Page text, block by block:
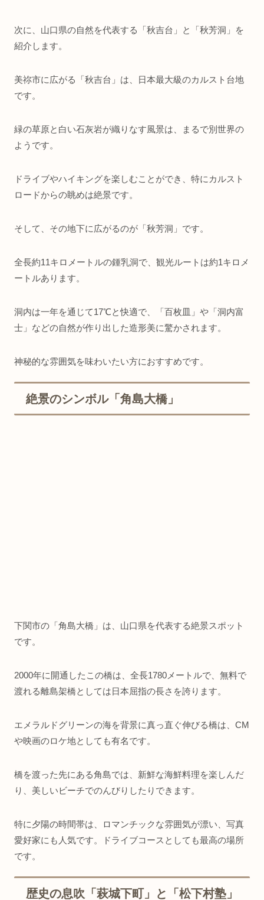
次に、山口県の自然を代表する「秋吉台」と「秋芳洞」を
紹介します。
美祢市に広がる「秋吉台」は、日本最大級のカルスト台地
です。
緑の草原と白い石灰岩が織りなす風景は、まるで別世界の
ようです。
ドライブやハイキングを楽しむことができ、特にカルスト
ロードからの眺めは絶景です。
そして、その地下に広がるのが「秋芳洞」です。
全長約11キロメートルの鍾乳洞で、観光ルートは約1キロメ
ートルあります。
洞内は一年を通じて17℃と快適で、「百枚皿」や「洞内富
士」などの自然が作り出した造形美に驚かされます。
神秘的な雰囲気を味わいたい方におすすめです。
絶景のシンボル「角島大橋」
下関市の「角島大橋」は、山口県を代表する絶景スポット
です。
2000年に開通したこの橋は、全長1780メートルで、無料で
渡れる離島架橋としては日本屈指の長さを誇ります。
エメラルドグリーンの海を背景に真っ直ぐ伸びる橋は、CM
や映画のロケ地としても有名です。
橋を渡った先にある角島では、新鮮な海鮮料理を楽しんだ
り、美しいビーチでのんびりしたりできます。
特に夕陽の時間帯は、ロマンチックな雰囲気が漂い、写真
愛好家にも人気です。ドライブコースとしても最高の場所
です。
歴史の息吹「萩城下町」と「松下村塾」